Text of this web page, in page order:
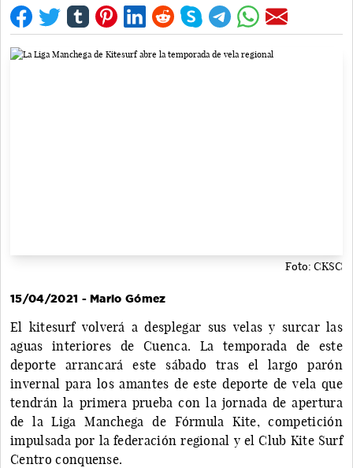
Foto: CKSC
15/04/2021 - Mario Gómez
El kitesurf volverá a desplegar sus velas y surcar las
aguas interiores de Cuenca. La temporada de este
deporte arrancará este sábado tras el largo parón
invernal para los amantes de este deporte de vela que
tendrán la primera prueba con la jornada de apertura
de la Liga Manchega de Fórmula Kite, competición
impulsada por la federación regional y el Club Kite Surf
Centro conquense.